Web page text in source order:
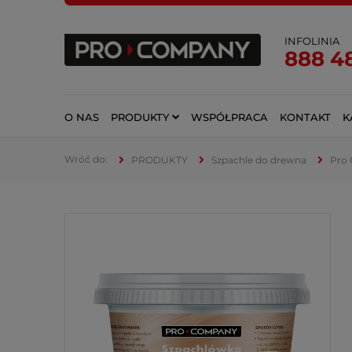
INFOLINIA
888
O NAS PRODUKTY WSPÓŁPRACA KONTAKT
PRODUKTY Szpachle do drewna Pro